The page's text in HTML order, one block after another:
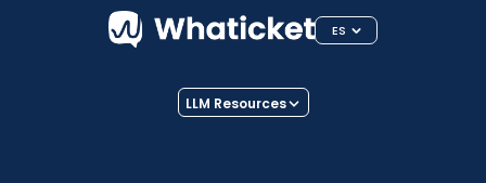
ES
LLM Resources